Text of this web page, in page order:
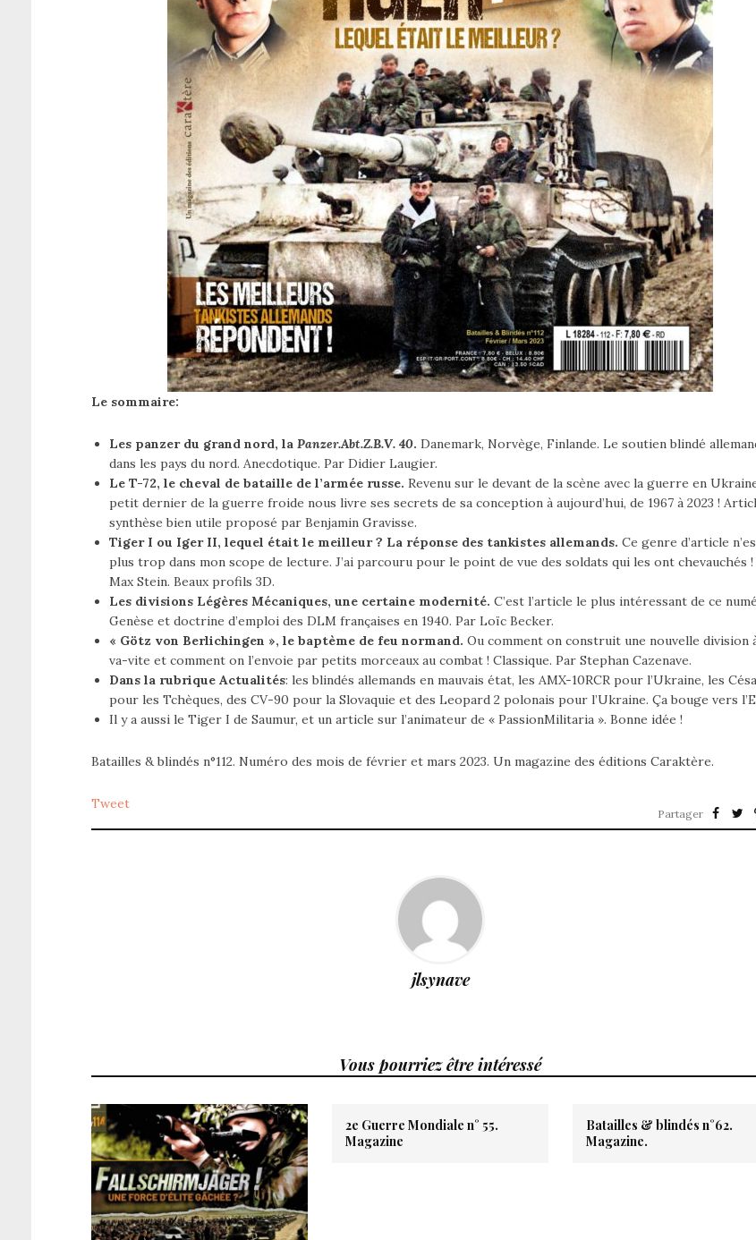
Le sommaire:
Les panzer du grand nord, la Panzer.Abt.Z.B.V. 40. Danemark, Norvège, Finlande. Le soutien blindé
dans les pays du nord. Anecdotique. Par Didier Laugier.
Le T-72, le cheval de bataille de l’armée russe. Revenu sur le devant de la scène avec la guerre en
petit dernier de la guerre froide nous livre ses secrets de sa conception à aujourd’hui, de 1967 à 2023 !
synthèse bien utile proposé par Benjamin Gravisse.
Tiger I ou Iger II, lequel était le meilleur ? La réponse des tankistes allemands. Ce genre d’article
plus trop dans mon scope de lecture. J’ai parcouru pour le point de vue des soldats qui les ont chevauchés !
Max Stein. Beaux profils 3D.
Les divisions Légères Mécaniques, une certaine modernité. C’est l’article le plus intéressant de ce
Genèse et doctrine d’emploi des DLM françaises en 1940. Par Loïc Becker.
« Götz von Berlichingen », le baptème de feu normand. Ou comment on construit une nouvelle division
va-vite et comment on l’envoie par petits morceaux au combat ! Classique. Par Stephan Cazenave.
Dans la rubrique Actualités: les blindés allemands en mauvais état, les AMX-10RCR pour l’Ukraine, les
pour les Tchèques, des CV-90 pour la Slovaquie et des Leopard 2 polonais pour l’Ukraine. Ça bouge vers
Il y a aussi le Tiger I de Saumur, et un article sur l’animateur de « PassionMilitaria ». Bonne idée !
Batailles & blindés n°112. Numéro des mois de février et mars 2023. Un magazine des éditions Caraktère.
Tweet
Partager
jlsynave
Vous pourriez être intéressé
2e Guerre Mondiale n° 55.
Magazine
Batailles & blindés n°62.
Magazine.